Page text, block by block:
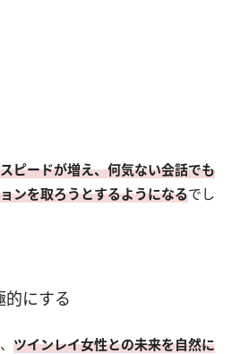
ピードが増え、何気ない会話でも
ンを取ろうとするようになるでし
的にする
ツインレイ女性との未来を自然に